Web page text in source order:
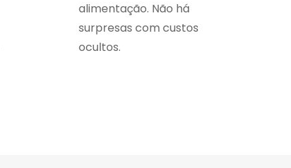
alimentação. Não há
surpresas com custos
ocultos.